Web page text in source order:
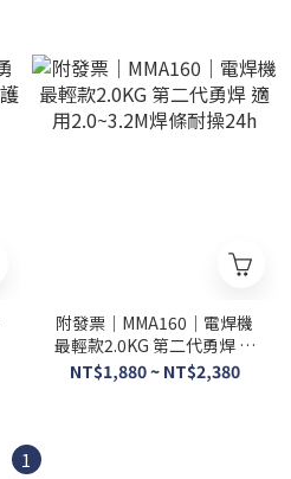
附發票｜MMA160｜電焊機
最輕款2.0KG 第二代勇焊 適
用2.0~3.2M焊條耐操24h
NT$1,880 ~ NT$2,380
1